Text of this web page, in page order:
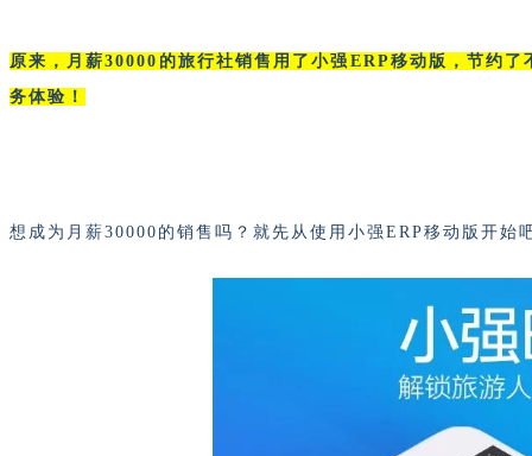
原来，月薪30000的旅行社销售用了小强 ERP移动版 ，节约
务体验！
想成为月薪30000的销售吗？就先从使用小强ERP移动版开始